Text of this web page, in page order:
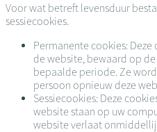
Voor wat betreft levensduur
sessiecookies.
Permanente cookies:
de website, bewaard op
bepaalde periode. Ze
persoon opnieuw deze
Sessiecookies: Deze
website staan op uw
website verlaat